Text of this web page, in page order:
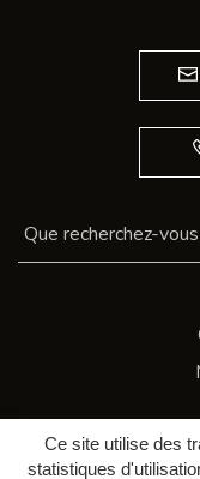
Ce site utilise des
statistiques